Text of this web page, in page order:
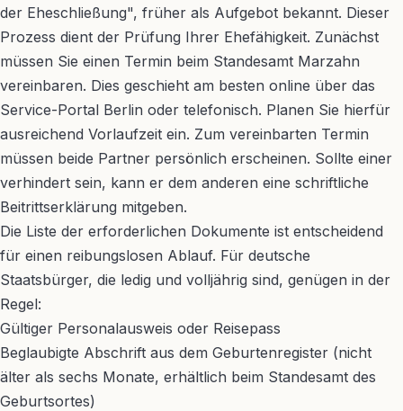
der Eheschließung", früher als Aufgebot bekannt. Dieser
Prozess dient der Prüfung Ihrer Ehefähigkeit. Zunächst
müssen Sie einen Termin beim Standesamt Marzahn
vereinbaren. Dies geschieht am besten online über das
Service-Portal Berlin oder telefonisch. Planen Sie hierfür
ausreichend Vorlaufzeit ein. Zum vereinbarten Termin
müssen beide Partner persönlich erscheinen. Sollte einer
verhindert sein, kann er dem anderen eine schriftliche
Beitrittserklärung mitgeben.
Die Liste der erforderlichen Dokumente ist entscheidend
für einen reibungslosen Ablauf. Für deutsche
Staatsbürger, die ledig und volljährig sind, genügen in der
Regel:
Gültiger Personalausweis oder Reisepass
Beglaubigte Abschrift aus dem Geburtenregister (nicht
älter als sechs Monate, erhältlich beim Standesamt des
Geburtsortes)